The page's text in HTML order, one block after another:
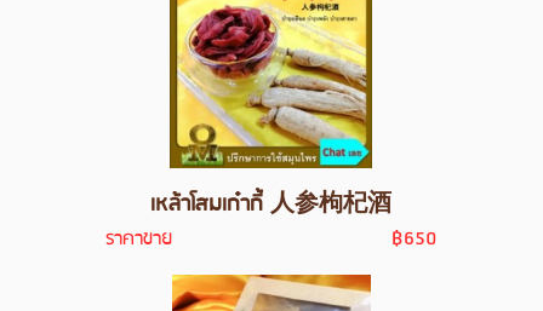
เหล้าโสมเก๋ากี้ 人参枸杞酒
ราคาขาย ฿650